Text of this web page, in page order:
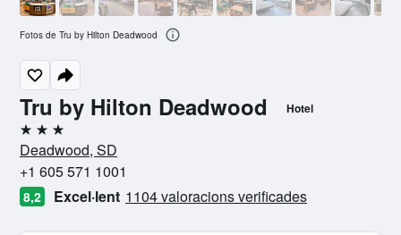
Tru by Hilton Deadwood Hotel
3 estrelles
Deadwood, SD
+1 605 571 1001
8,2 Excel·lent 1104 valoracions verificades
Fotos de Tru by Hilton Deadwood